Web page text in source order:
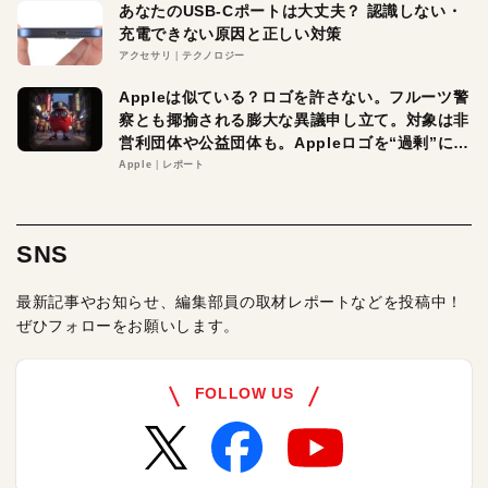
あなたのUSB-Cポートは大丈夫？ 認識しない・
充電できない原因と正しい対策
アクセサリ テクノロジー
Appleは似ている？ロゴを許さない。フルーツ警
察とも揶揄される膨大な異議申し立て。対象は非
営利団体や公益団体も。Appleロゴを“過剰”に守
る理由とは
Apple レポート
SNS
最新記事やお知らせ、編集部員の取材レポートなどを投稿中！
ぜひフォローをお願いします。
FOLLOW US